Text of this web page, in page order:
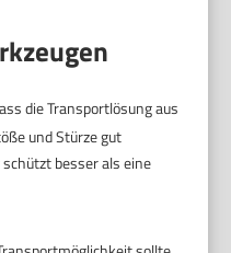
die Transportlösung aus
und Stürze gut
besser als eine